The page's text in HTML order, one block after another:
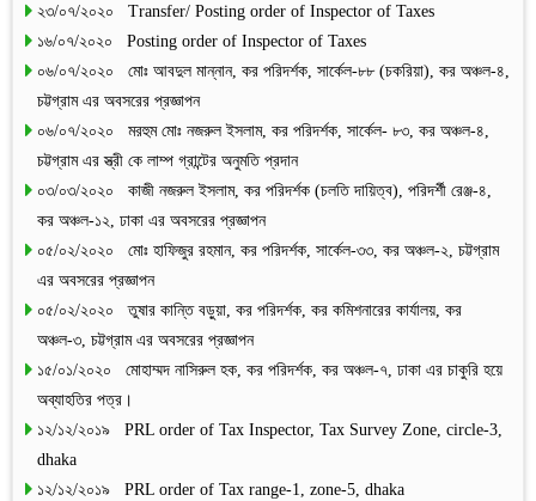
২৩/০৭/২০২০ Transfer/ Posting order of Inspector of Taxes
১৬/০৭/২০২০ Posting order of Inspector of Taxes
০৬/০৭/২০২০ মোঃ আবদুল মান্নান, কর পরিদর্শক, সার্কেল-৮৮ (চকরিয়া), কর অঞ্চল-৪,
চট্টগ্রাম এর অবসরের প্রজ্ঞাপন
০৬/০৭/২০২০ মরহুম মোঃ নজরুল ইসলাম, কর পরিদর্শক, সার্কেল- ৮৩, কর অঞ্চল-৪,
চট্টগ্রাম এর স্ত্রী কে লাম্প গ্রান্টের অনুমতি প্রদান
০৩/০৩/২০২০ কাজী নজরুল ইসলাম, কর পরিদর্শক (চলতি দায়িত্ব), পরিদর্শী রেঞ্জ-৪,
কর অঞ্চল-১২, ঢাকা এর অবসরের প্রজ্ঞাপন
০৫/০২/২০২০ মোঃ হাফিজুর রহমান, কর পরিদর্শক, সার্কেল-৩৩, কর অঞ্চল-২, চট্টগ্রাম
এর অবসরের প্রজ্ঞাপন
০৫/০২/২০২০ তুষার কান্তি বড়ুয়া, কর পরিদর্শক, কর কমিশনারের কার্যালয়, কর
অঞ্চল-৩, চট্টগ্রাম এর অবসরের প্রজ্ঞাপন
১৫/০১/২০২০ মোহাম্মদ নাসিরুল হক, কর পরিদর্শক, কর অঞ্চল-৭, ঢাকা এর চাকুরি হয়ে
অব্যাহতির পত্র।
১২/১২/২০১৯ PRL order of Tax Inspector, Tax Survey Zone, circle-3,
dhaka
১২/১২/২০১৯ PRL order of Tax range-1, zone-5, dhaka